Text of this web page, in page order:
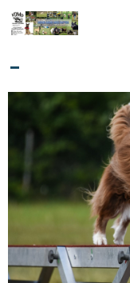
-